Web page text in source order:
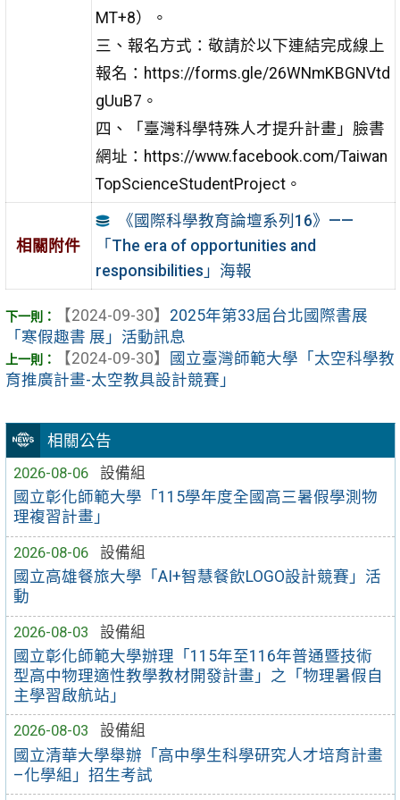
相關公告
2026-08-06
設備組
國立彰化師範大學「115學年度全國高三暑假學測物
理複習計畫」
2026-08-06
設備組
國立高雄餐旅大學「AI+智慧餐飲LOGO設計競賽」活
動
2026-08-03
設備組
國立彰化師範大學辦理「115年至116年普通暨技術
型高中物理適性教學教材開發計畫」之「物理暑假自
主學習啟航站」
2026-08-03
設備組
國立清華大學舉辦「高中學生科學研究人才培育計畫
–化學組」招生考試
MT+8）。
三、報名方式：敬請於以下連結完成線上
報名：https://forms.gle/26WNmKBGNVtd
gUuB7。
四、「臺灣科學特殊人才提升計畫」臉書
網址：https://www.facebook.com/Taiwan
TopScienceStudentProject。
相關附件
《國際科學教育論壇系列16》——
「The era of opportunities and
responsibilities」海報
【2024-09-30】 2025年第33屆台北國際書展
「寒假趣書 展」活動訊息
【2024-09-30】
國立臺灣師範大學「太空科學教
育推廣計畫-太空教具設計競賽」